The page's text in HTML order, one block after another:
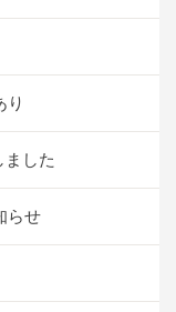
り
ました
らせ